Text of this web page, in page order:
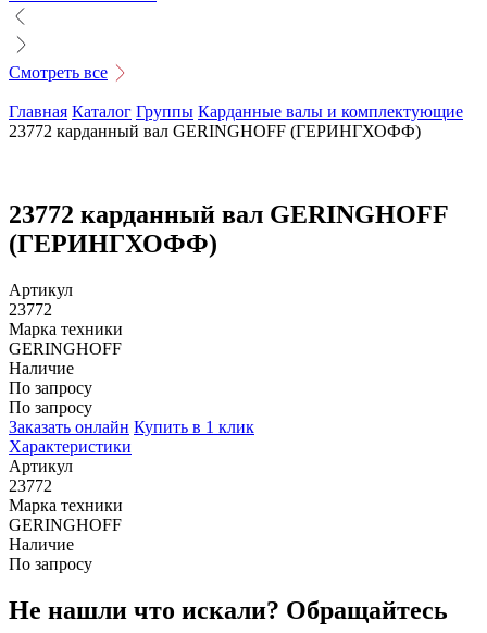
Смотреть все
Главная Каталог Группы Карданные валы и комплектующие
23772 карданный вал GERINGHOFF (ГЕРИНГХОФФ)
23772 карданный вал GERINGHOFF
(ГЕРИНГХОФФ)
Артикул
23772
Марка техники
GERINGHOFF
Наличие
По запросу
По запросу
Заказать онлайн Купить в 1 клик
Характеристики
Артикул
23772
Марка техники
GERINGHOFF
Наличие
По запросу
Не нашли что искали? Обращайтесь